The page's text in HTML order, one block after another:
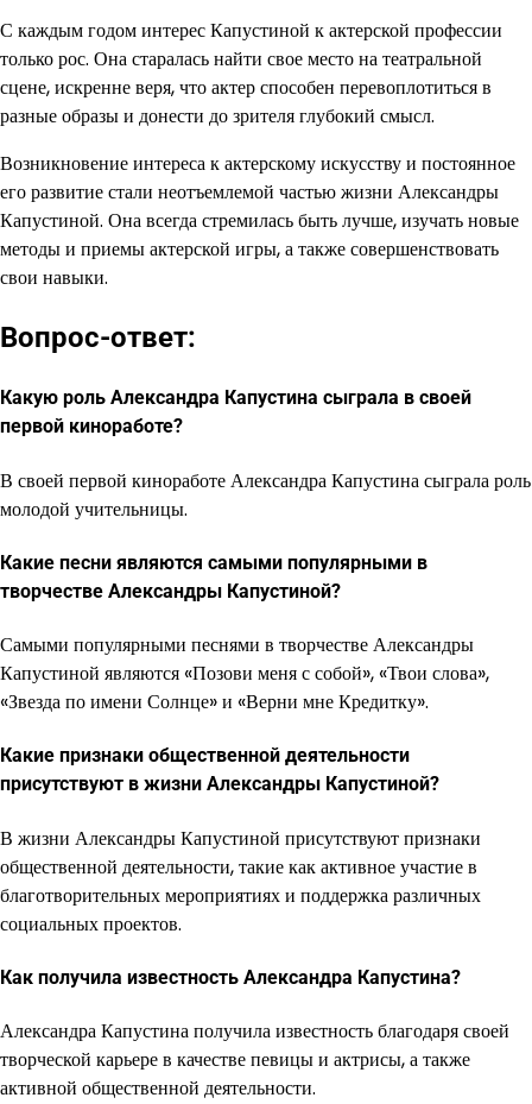
С каждым годом интерес Капустиной к актерской профессии
только рос. Она старалась найти свое место на театральной
сцене, искренне веря, что актер способен перевоплотиться в
разные образы и донести до зрителя глубокий смысл.
Возникновение интереса к актерскому искусству и постоянное
его развитие стали неотъемлемой частью жизни Александры
Капустиной. Она всегда стремилась быть лучше, изучать новые
методы и приемы актерской игры, а также совершенствовать
свои навыки.
Вопрос-ответ:
Какую роль Александра Капустина сыграла в своей
первой киноработе?
В своей первой киноработе Александра Капустина сыграла роль
молодой учительницы.
Какие песни являются самыми популярными в
творчестве Александры Капустиной?
Самыми популярными песнями в творчестве Александры
Капустиной являются «Позови меня с собой», «Твои слова»,
«Звезда по имени Солнце» и «Верни мне Кредитку».
Какие признаки общественной деятельности
присутствуют в жизни Александры Капустиной?
В жизни Александры Капустиной присутствуют признаки
общественной деятельности, такие как активное участие в
благотворительных мероприятиях и поддержка различных
социальных проектов.
Как получила известность Александра Капустина?
Александра Капустина получила известность благодаря своей
творческой карьере в качестве певицы и актрисы, а также
активной общественной деятельности.